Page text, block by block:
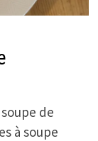
de
à soupe